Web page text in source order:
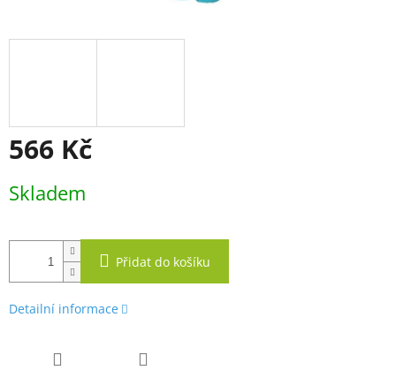
566 Kč
cena:
Skladem
Přidat do košíku
Detailní informace